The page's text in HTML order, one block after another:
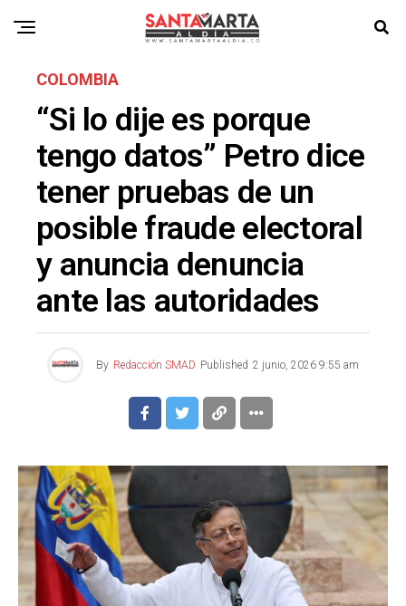
COLOMBIA
“Si lo dije es porque
tengo datos” Petro dice
tener pruebas de un
posible fraude electoral
y anuncia denuncia
ante las autoridades
By Redacción SMAD Published 2 junio, 2026 9:55 am